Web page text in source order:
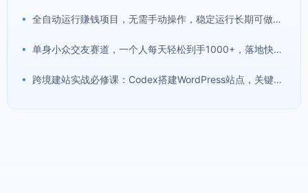
• 全自动运行賺钱项目，无需手动操作，稳定运行长期可做，新手副业首选【揭秘】
• 单身小众交友赛道，一个人每天轻松到手1000+，落地快、见效稳【揭秘】
• 跨境建站实战必修课：Codex搭建WordPress站点，关键词外链打造谷歌流量阵地